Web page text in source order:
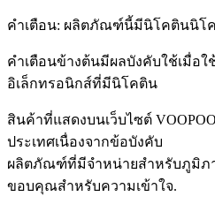
คำเตือน: ผลิตภัณฑ์นี้มีนิโคตินนิโค
คำเตือนข้างต้นมีผลบังคับใช้เมื่อ
อิเล็กทรอนิกส์ที่มีนิโคติน
สินค้าที่แสดงบนเว็บไซต์
ประเทศเนื่องจากข้อบังคับ
ผลิตภัณฑ์ที่มีจำหน่ายสำหรับภูมิภ
ขอบคุณสำหรับความเข้าใจ.